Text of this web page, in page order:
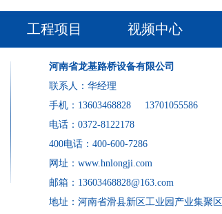
工程项目 视频中心
河南省龙基路桥设备有限公司
联系人：华经理
手机：13603468828 13701055586
电话：0372-8122178
400电话： 400-600-7286
网址：www.hnlongji.com
邮箱：13603468828@163.com
地址：河南省滑县新区工业园产业集聚区